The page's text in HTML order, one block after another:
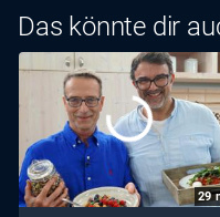
Das könnte dir
29